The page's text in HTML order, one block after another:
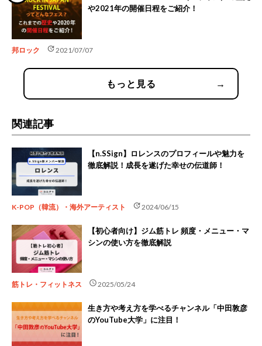
や2021年の開催日程をご紹介！
邦ロック update2021/07/07
もっと見る →
関連記事
【n.SSign】ロレンスのプロフィールや魅力を
徹底解説！成長を遂げた幸せの伝道師！
K-POP（韓流）・海外アーティスト update2024/06/15
【初心者向け】ジム筋トレ 頻度・メニュー・マ
シンの使い方を徹底解説
筋トレ・フィットネス schedule2025/05/24
生き方や考え方を学べるチャンネル「中田敦彦
のYouTube大学」に注目！